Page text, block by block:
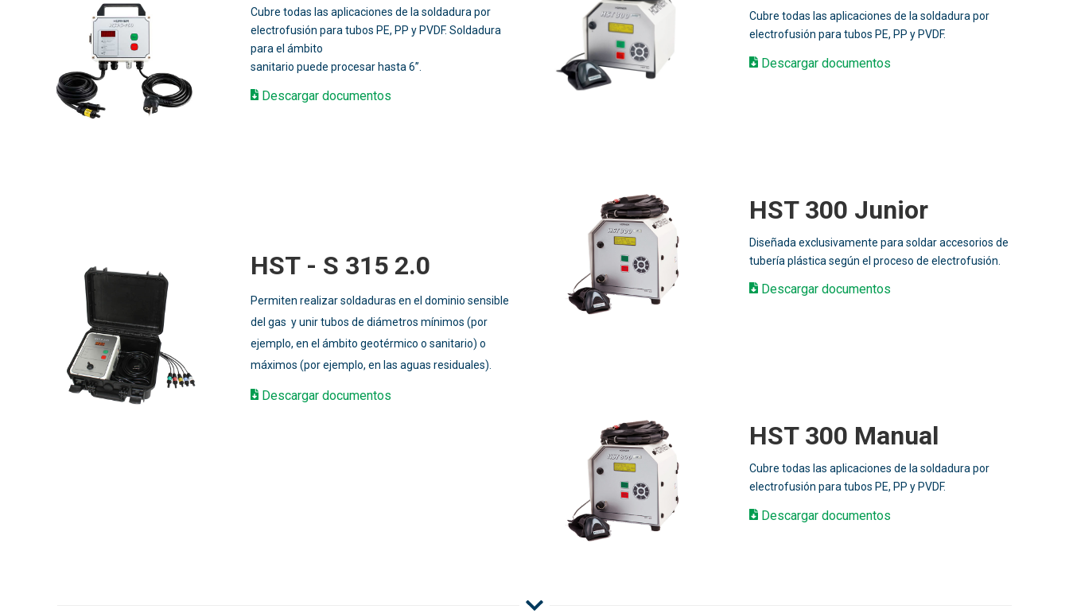
Cubre todas las aplicaciones de la soldadura por
electrofusión para tubos PE, PP y PVDF. Soldadura
para el ámbito
sanitario puede procesar hasta 6’’.
Descargar documentos
HST - S 315 2.0
Permiten realizar soldaduras en el dominio sensible
del gas y unir tubos de diámetros mínimos (por
ejemplo, en el ámbito geotérmico o sanitario) o
máximos (por ejemplo, en las aguas residuales).
Descargar documentos
Cubre todas las aplicaciones de la soldadura por
electrofusión para tubos PE, PP y PVDF.
Descargar documentos
HST 300 Junior
Diseñada exclusivamente para soldar accesorios de
tubería plástica según el proceso de electrofusión.
Descargar documentos
HST 300 Manual
Cubre todas las aplicaciones de la soldadura por
electrofusión para tubos PE, PP y PVDF.
Descargar documentos